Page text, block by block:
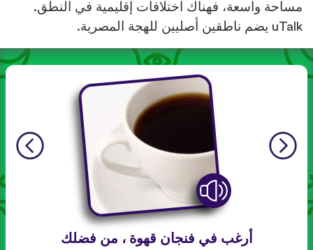
مساحة واسعة، فهناك اختلافات إقليمية في النطق.
uTalk يضم ناطقين أصليين للهجة المصرية.
أرغب في فنجان قهوة ، من فضلك